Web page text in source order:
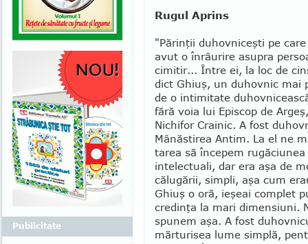
Rugul Aprins
"Părinţii duhovniceşti pe
avut o înrâu­rire asupra
cimitir... Între ei, la loc de
dict Ghiuş, un duhovnic mai
de o intimitate
fără voia lui Episcop de
Nichifor Crai­nic. A fost
Mânăstirea Antim. La el ne
tarea să începem
intelectuali, dar era aşa de
călugării, simpli, aşa cum
Ghiuş o oră, ieşeai com­plet
credinţa la mari dimensiuni.
spunem aşa. A fost
mărturi­sea lume simplă,
Publicitate